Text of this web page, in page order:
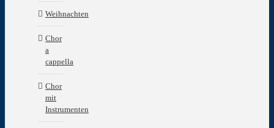
Weihnachten
Chor
a
cappella
Chor
mit
Instrumenten